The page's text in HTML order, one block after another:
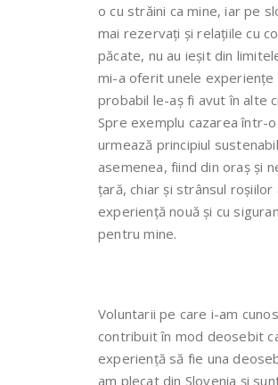
o cu străini ca mine, iar pe
mai rezervați și relațiile cu
păcate, nu au ieșit din
mi-a oferit unele experiențe
probabil le-aș fi avut în alte
Spre exemplu cazarea într-
urmează principiul
asemenea, fiind din oraș și
țară, chiar și strânsul roșiilor
experiență nouă și cu
pentru mine.
Voluntarii pe care i-am
contribuit în mod deosebit
experiență să fie una
am plecat din Slovenia și